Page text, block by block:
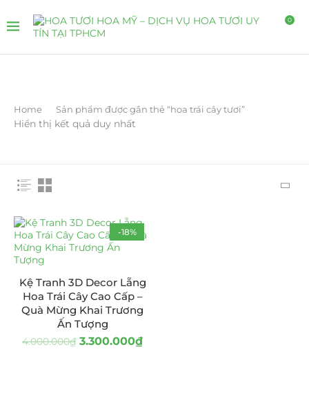
0
Home Sản phẩm được gắn thẻ “hoa trái cây tươi”
Hiển thị kết quả duy nhất
-18%
Kệ Tranh 3D Decor Lẵng
Hoa Trái Cây Cao Cấp –
Quà Mừng Khai Trương
Ấn Tượng
4.000.000₫ 3.300.000₫